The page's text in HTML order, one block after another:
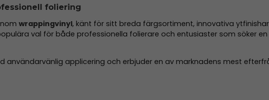
foliering
wrappingvinyl, känt för sitt breda färgsortiment, innovativa
val för både professionella folierare och entusiaster som söker
användarvänlig applicering och erbjuder en av marknadens mest